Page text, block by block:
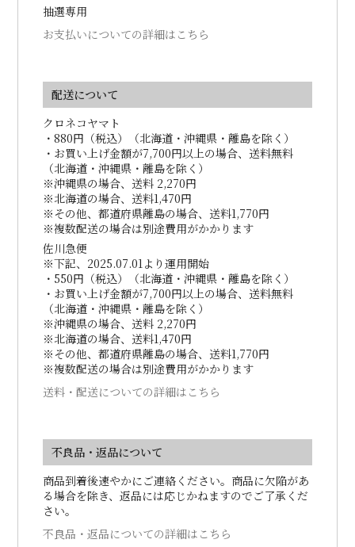
抽選専用
お支払いについての詳細はこちら
配送について
クロネコヤマト
・880円（税込）（北海道・沖縄県・離島を除く）
・お買い上げ金額が7,700円以上の場合、送料無料
（北海道・沖縄県・離島を除く）
※沖縄県の場合、送料 2,270円
※北海道の場合、送料1,470円
※その他、都道府県離島の場合、送料1,770円
※複数配送の場合は別途費用がかかります
佐川急便
※下記、2025.07.01より運用開始
・550円（税込）（北海道・沖縄県・離島を除く）
・お買い上げ金額が7,700円以上の場合、送料無料
（北海道・沖縄県・離島を除く）
※沖縄県の場合、送料 2,270円
※北海道の場合、送料1,470円
※その他、都道府県離島の場合、送料1,770円
※複数配送の場合は別途費用がかかります
送料・配送についての詳細はこちら
不良品・返品について
商品到着後速やかにご連絡ください。商品に欠陥があ
る場合を除き、返品には応じかねますのでご了承くだ
さい。
不良品・返品についての詳細はこちら